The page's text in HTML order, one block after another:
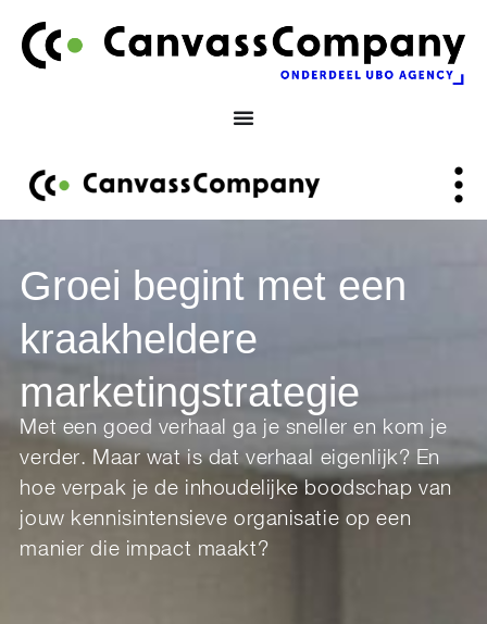
inhoud
naar
Groei begint met een
kraakheldere
marketingstrategie
Met een goed verhaal ga je sneller en kom je
verder. Maar wat is dat verhaal eigenlijk? En
hoe verpak je de inhoudelijke boodschap van
jouw kennisintensieve organisatie op een
manier die impact maakt?